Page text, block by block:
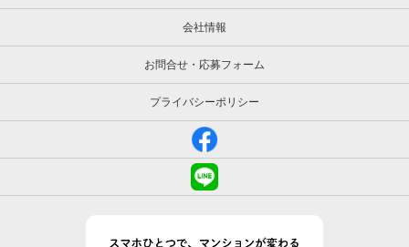
会社情報
お問合せ・応募フォーム
プライバシーポリシー